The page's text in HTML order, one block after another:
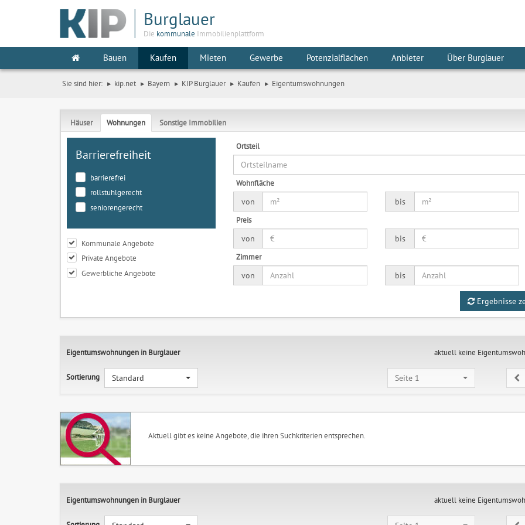
Burglauer
Die kommunale Immobilienplattform
Bauen Kaufen Mieten Gewerbe Potenzialflächen Anbieter Über Burglauer
Sie sind hier: kip.net Bayern KIP Burglauer Kaufen Eigentumswohnungen
Häuser Wohnungen Sonstige Immobilien
Barrierefreiheit
barrierefrei
rollstuhlgerecht
seniorengerecht
Kommunale Angebote
Private Angebote
Gewerbliche Angebote
Ortsteil
Wohnfläche
von
bis
Preis
von
bis
Zimmer
von
bis
Ergebnisse
Eigentumswohnungen in Burglauer
Sortierung Standard
aktuell keine
Seite 1
Aktuell gibt es keine Angebote, die ihren Suchkriterien entsprechen.
Eigentumswohnungen in Burglauer aktuell keine